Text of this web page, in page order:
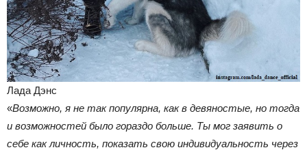
Лада Дэнс
«Возможно, я не так популярна, как в девяностые, но тогда
и возможностей было гораздо больше. Ты мог заявить о
себе как личность, показать свою индивидуальность через